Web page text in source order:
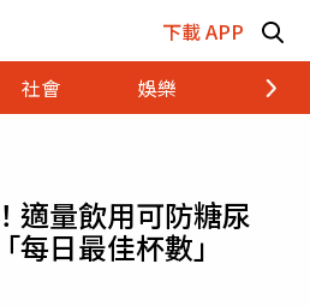
下載 APP
社會 娛樂 財經
適量飲用可防糖尿
日最佳杯數」